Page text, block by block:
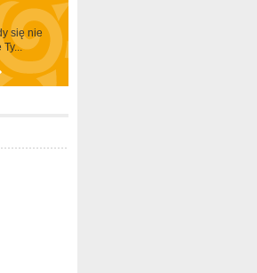
się nie